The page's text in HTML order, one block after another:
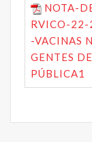
NOTA-
RVICO-22-
-VACINAS
GENTES DE
PÚBLICA1